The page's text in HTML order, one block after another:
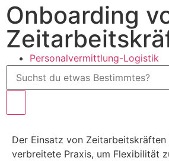
Onboarding
Personalvermittlung-Logistik
Der Einsatz von
verbreitete Praxis, um Flexibilität